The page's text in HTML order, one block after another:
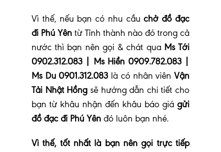
Vì thế, nếu bạn có nhu cầuchở đồ đạc
đi Phú Yên từ Tỉnh thành nào đó trong cả
nước thì bạn nên gọi & chát qua Ms Tới
0902.312.083 | Ms Hiền 0909.782.083 |
Ms Du 0901.312.083 là có nhân viênVận
Tải Nhật Hồng sẽ hướng dẫn chi tiết cho
bạn từ khâu nhận đến khâu báo giá gửi
đồ đạc đi Phú Yên đó luôn bạn nhé.
Vì thế, tốt nhất là bạn nên gọi trực tiếp